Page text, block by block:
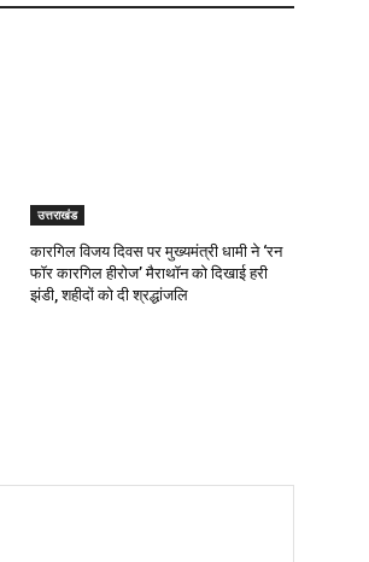
उत्तराखंड
कारगिल विजय दिवस पर मुख्यमंत्री धामी ने ‘रन
फॉर कारगिल हीरोज’ मैराथॉन को दिखाई हरी
झंडी, शहीदों को दी श्रद्धांजलि